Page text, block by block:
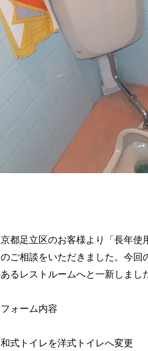
都足立区のお客様より「長年使
ご相談をいただきました。今
るレストルームへと一新しまし
フォーム内容
和式トイレを洋式トイレへ変更